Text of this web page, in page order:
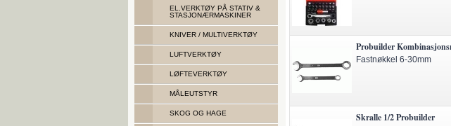
EL.VERKTØY PÅ STATIV &
STASJONÆRMASKINER
KNIVER / MULTIVERKTØY
LUFTVERKTØY
LØFTEVERKTØY
MÅLEUTSTYR
SKOG OG HAGE
Probuilder
Fastnøkkel 6-30mm
Skralle 1/2 Probuilder